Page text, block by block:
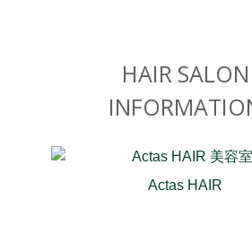
HAIR SALON
Actas HAIR